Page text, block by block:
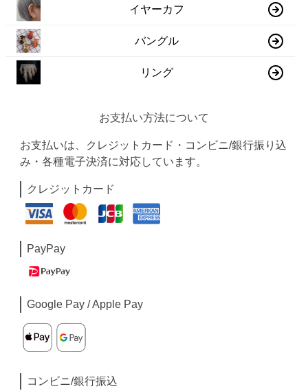
イヤーカフ
バングル
リング
お支払い方法について
お支払いは、クレジットカード・コンビニ/銀行振り込
み・各種電子決済に対応しています。
クレジットカード
PayPay
Google Pay / Apple Pay
コンビニ/銀行振込